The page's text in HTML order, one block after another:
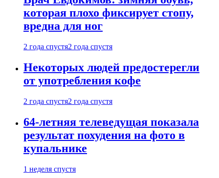
которая плохо фиксирует стопу,
вредна для ног
2 года спустя2 года спустя
Некоторых людей предостерегли
от употребления кофе
2 года спустя2 года спустя
64-летняя телеведущая показала
результат похудения на фото в
купальнике
1 неделя спустя